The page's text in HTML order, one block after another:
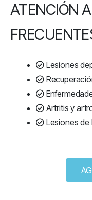
ATENCIÓN
Lesiones
Artritis y
Lesiones de